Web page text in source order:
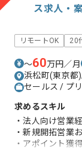
ス求人・
リモートOK 20
〜60万円／月
浜松町(東京都
セールス / プ
求めるスキル
・法人向け営業
・新規開拓営業
・アポイント獲